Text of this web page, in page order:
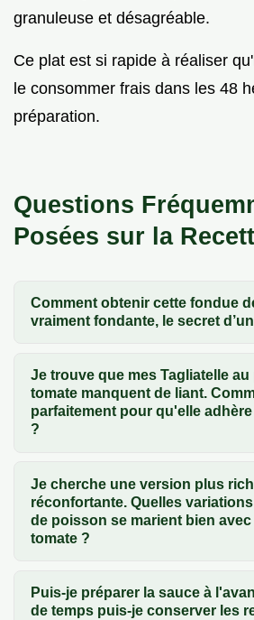
granuleuse et désagréable.
Ce plat est si rapide à réaliser
le consommer frais dans les 48
préparation.
Questions
Posées sur la
Comment obtenir cette fondue
vraiment fondante, le secret
Je trouve que mes Tagliatelle au
tomate manquent de liant.
parfaitement pour qu'elle
?
Je cherche une version plus
réconfortante. Quelles
de poisson se marient bien
tomate ?
Puis-je préparer la sauce à
de temps puis-je conserver les